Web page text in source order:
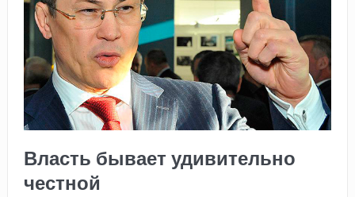
Власть бывает удивительно
честной